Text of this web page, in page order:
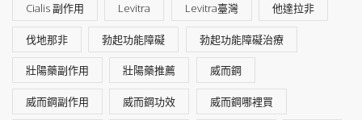
Cialis 副作用 Levitra Levitra臺灣 他達拉非
伐地那非 勃起功能障礙 勃起功能障礙治療
壯陽藥副作用 壯陽藥推薦 威而鋼
威而鋼副作用 威而鋼功效 威而鋼哪裡買